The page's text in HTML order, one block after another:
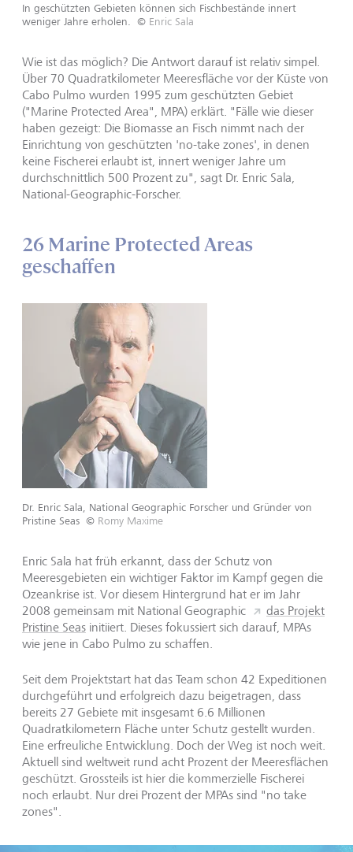
In geschützten Gebieten können sich Fischbestände innert
weniger Jahre erholen.
© Enric Sala
Wie ist das möglich? Die Antwort darauf ist relativ simpel.
Über 70 Quadratkilometer Meeresfläche vor der Küste von
Cabo Pulmo wurden 1995 zum geschützten Gebiet
("Marine Protected Area", MPA) erklärt. "Fälle wie dieser
haben gezeigt: Die Biomasse an Fisch nimmt nach der
Einrichtung von geschützten 'no-take zones', in denen
keine Fischerei erlaubt ist, innert weniger Jahre um
durchschnittlich 500 Prozent zu", sagt Dr. Enric Sala,
National-Geographic-Forscher.
26 Marine Protected Areas
geschaffen
Dr. Enric Sala, National Geographic Forscher und Gründer von
Pristine Seas © Romy Maxime
Enric Sala hat früh erkannt, dass der Schutz von
Meeresgebieten ein wichtiger Faktor im Kampf gegen die
Ozeankrise ist. Vor diesem Hintergrund hat er im Jahr
2008 gemeinsam mit National Geographic
das Projekt
Pristine Seas initiiert. Dieses fokussiert sich darauf, MPAs
wie jene in Cabo Pulmo zu schaffen.
Seit dem Projektstart hat das Team schon 42 Expeditionen
durchgeführt und erfolgreich dazu beigetragen, dass
bereits 27 Gebiete mit insgesamt 6.6 Millionen
Quadratkilometern Fläche unter Schutz gestellt wurden.
Eine erfreuliche Entwicklung. Doch der Weg ist noch weit.
Aktuell sind weltweit rund acht Prozent der Meeresflächen
geschützt. Grossteils ist hier die kommerzielle Fischerei
noch erlaubt. Nur drei Prozent der MPAs sind "no take
zones".